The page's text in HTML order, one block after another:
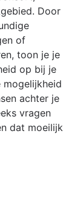
Door
of
toon je je
op bij je
mogelijkheid
achter je
vragen
dat moeilijk